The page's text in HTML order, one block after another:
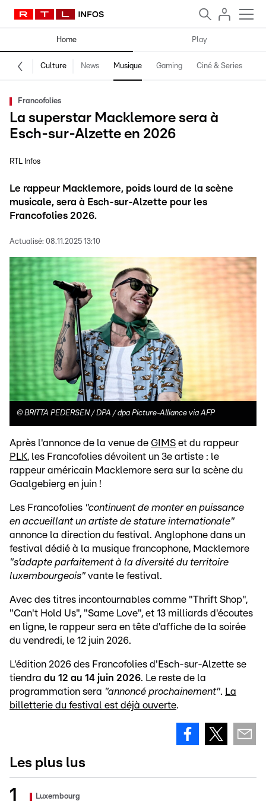
Home Play
Culture News Musique Gaming Ciné & Series
Francofolies
La superstar Macklemore sera à
Esch-sur-Alzette en 2026
RTL Infos
Le rappeur Macklemore, poids lourd de la scène
musicale, sera à Esch-sur-Alzette pour les
Francofolies 2026.
Actualisé: 08.11.2025 13:10
© BRITTA PEDERSEN / DPA / dpa Picture-Alliance via AFP
Après l'annonce de la venue de GIMS et du rappeur
PLK, les Francofolies dévoilent un 3e artiste : le
rappeur américain Macklemore sera sur la scène du
Gaalgebierg en juin !
Les Francofolies "continuent de monter en puissance
en accueillant un artiste de stature internationale"
annonce la direction du festival. Anglophone dans un
festival dédié à la musique francophone, Macklemore
"s’adapte parfaitement à la diversité du territoire
luxembourgeois" vante le festival.
Avec des titres incontournables comme "Thrift Shop",
"Can't Hold Us", "Same Love", et 13 milliards d'écoutes
en ligne, le rappeur sera en tête d'affiche de la soirée
du vendredi, le 12 juin 2026.
L'édition 2026 des Francofolies d'Esch-sur-Alzette se
tiendra du 12 au 14 juin 2026. Le reste de la
programmation sera "annoncé prochainement". La
billetterie du festival est déjà ouverte.
Les plus lus
Luxembourg